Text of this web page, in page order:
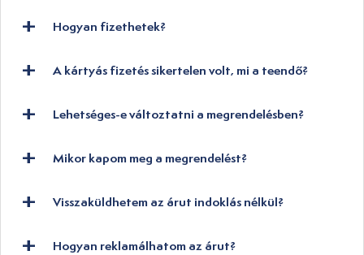
Hogyan fizethetek?
A kártyás fizetés sikertelen volt, mi a teendő?
Lehetséges-e változtatni a megrendelésben?
Mikor kapom meg a megrendelést?
Visszaküldhetem az árut indoklás nélkül?
Hogyan reklamálhatom az árut?